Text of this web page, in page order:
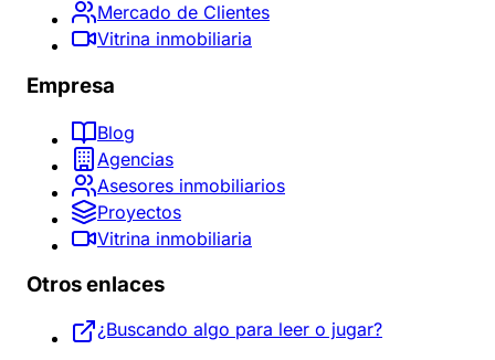
Mercado de Clientes
Vitrina inmobiliaria
Empresa
Blog
Agencias
Asesores inmobiliarios
Proyectos
Vitrina inmobiliaria
Otros enlaces
¿Buscando algo para leer o jugar?